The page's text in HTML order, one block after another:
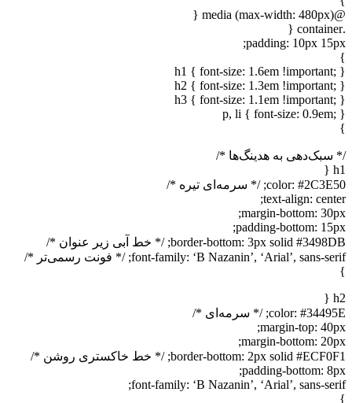
@media (max-width: 480px) {
.container {
padding: 10px 15px;
}
h1 { font-size: 1.6em !important; }
h2 { font-size: 1.3em !important; }
h3 { font-size: 1.1em !important; }
p, li { font-size: 0.9em; }
}
/* سبک‌دهی به هدینگ‌ها */
h1 {
color: #2C3E50; /* سرمه‌ای تیره */
text-align: center;
margin-bottom: 30px;
padding-bottom: 15px;
border-bottom: 3px solid #3498DB; /* خط آبی زیر عنوان */
font-family: ‘B Nazanin’, ‘Arial’, sans-serif; /* فونت رسمی‌تر */
}
h2 {
color: #34495E; /* سرمه‌ای */
margin-top: 40px;
margin-bottom: 20px;
border-bottom: 2px solid #ECF0F1; /* خط خاکستری روشن */
padding-bottom: 8px;
font-family: ‘B Nazanin’, ‘Arial’, sans-serif;
}